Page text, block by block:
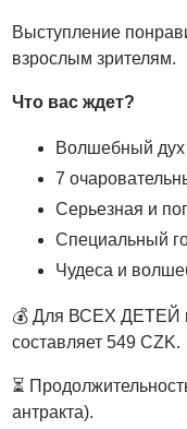
Выступление
взрослым зрителям.
Что вас ждет?
Волшебный
7
Серьезная и
Специальный
Чудеса и
💰 Для ВСЕХ ДЕТЕЙ
составляет 549 CZK.
⏳
антракта).